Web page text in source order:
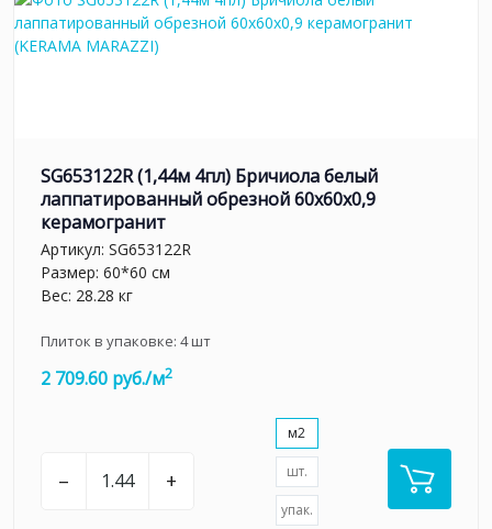
SG653122R (1,44м 4пл) Бричиола белый
лаппатированный обрезной 60x60x0,9
керамогранит
Артикул: SG653122R
Размер: 60*60 см
Вес: 28.28 кг
Плиток в упаковке: 4шт
2 709.60 руб./м2
– +
м2
шт.
упак.